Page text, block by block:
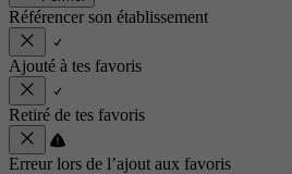
Référencer son établissement
Ajouté à tes favoris
Retiré de tes favoris
Erreur lors de l’ajout aux favoris